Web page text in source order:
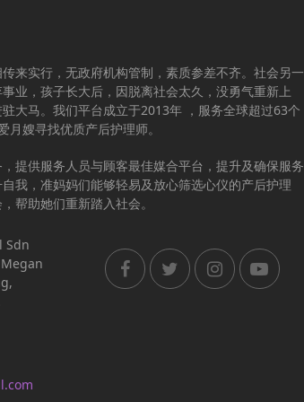
来实行，无政府机构管制，素质参差不齐。社会另一
业，孩子长大后，因脱离社会太久，没勇气重新上
大马。我们平台成立于2013年 ，服务全球超过63个
嫂寻找优质产后护理师。
提供服务人员与顾客最佳媒合平台，提升及确保服务
我，准妈妈们能够轻易及放心筛选心仪的产后护理
帮助她们重新踏入社会。
Sdn